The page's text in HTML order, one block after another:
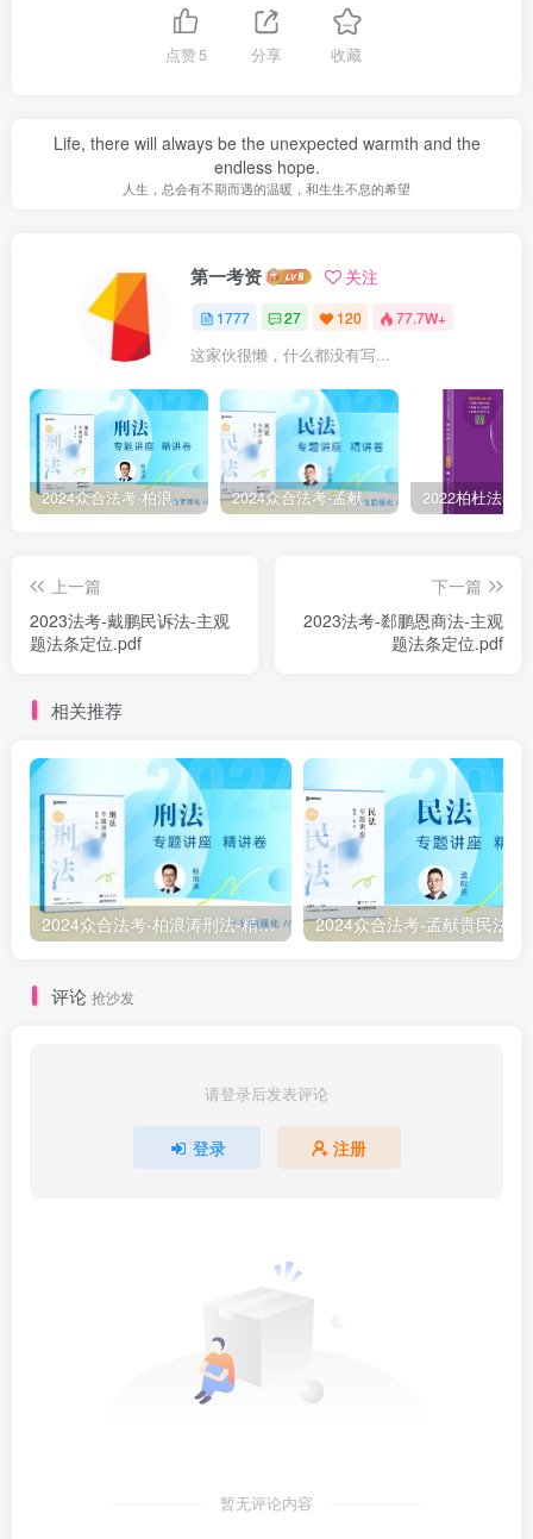
点赞5 分享 收藏
Life, there will always be the unexpected warmth and the
endless hope.
人生，总会有不期而遇的温暖，和生生不息的希望
第一考资 关注
1777 27 120 77.7W+
这家伙很懒，什么都没有写...
2024众合法考-柏浪涛刑法-精讲卷pdf电子版（附视频1-76全） 2024众合法考-孟献贵民法-精讲卷.pdf
上一篇
2023法考-戴鹏民诉法-主观
题法条定位.pdf
下一篇
2023法考-郄鹏恩商法-主观
题法条定位.pdf
相关推荐
2024众合法考-柏浪涛刑法-精讲卷pdf电子版（附视频1-76全）
评论 抢沙发
请登录后发表评论
登录 注册
暂无评论内容